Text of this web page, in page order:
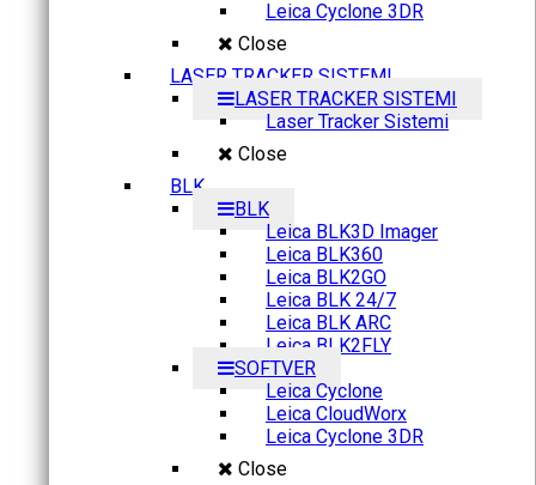
Leica Cyclone 3DR
Close
LASER TRACKER SISTEMI
LASER TRACKER SISTEMI
Laser Tracker Sistemi
Close
BLK
BLK
Leica BLK3D Imager
Leica BLK360
Leica BLK2GO
Leica BLK 24/7
Leica BLK ARC
Leica BLK2FLY
SOFTVER
Leica Cyclone
Leica CloudWorx
Leica Cyclone 3DR
Close